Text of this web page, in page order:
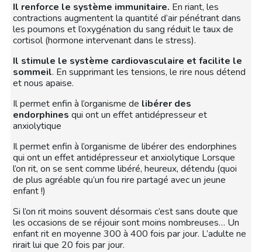
Il renforce le système immunitaire. En riant, les
contractions augmentent la quantité d’air pénétrant dans
les poumons et l’oxygénation du sang réduit le taux de
cortisol (hormone intervenant dans le stress).
Il stimule le système cardiovasculaire et facilite le
sommeil. En supprimant les tensions, le rire nous détend
et nous apaise.
Il permet enfin à l’organisme de libérer des
endorphines qui ont un effet antidépresseur et
anxiolytique
Il permet enfin à l’organisme de libérer des endorphines
qui ont un effet antidépresseur et anxiolytique Lorsque
l’on rit, on se sent comme libéré, heureux, détendu (quoi
de plus agréable qu’un fou rire partagé avec un jeune
enfant !)
Si l’on rit moins souvent désormais c’est sans doute que
les occasions de se réjouir sont moins nombreuses… Un
enfant rit en moyenne 300 à 400 fois par jour. L’adulte ne
rirait lui que 20 fois par jour.